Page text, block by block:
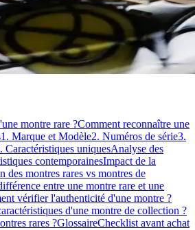
montre rare ?Comment reconnaître une
1. Marque et Modèle2. Numéros de série3.
Caractéristiques uniquesAnalyse des
contemporainesImpact de la
des montres rares vs montres de
entre une montre rare et une
vérifier l'authenticité d'une montre ?
d'une montre de collection ?
rares ?GlossaireChecklist avant achat